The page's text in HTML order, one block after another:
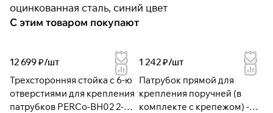
оцинкованная сталь, синий цвет
С этим товаром покупают
12 699 ₽/шт
Трехсторонняя стойка с 6-ю
отверстиями для крепления
патрубков PERCo-BH02 2-
1 242 ₽/шт
Патрубок прямой для
крепления поручней (в
комплекте с крепежом) -